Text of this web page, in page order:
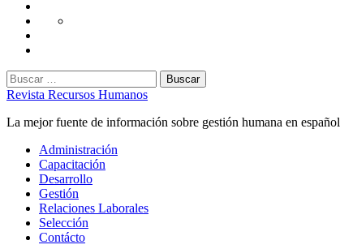
Laborales
Selección
Buscar:
Revista Recursos Humanos
La mejor fuente de información sobre gestión humana en español
Menú
principal
Administración
Capacitación
Desarrollo
Gestión
Relaciones Laborales
Selección
Contácto